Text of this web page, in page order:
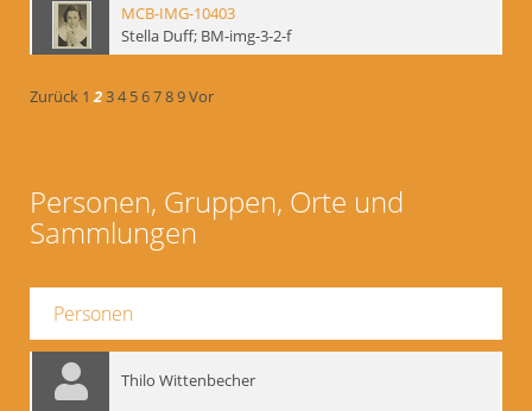
MCB-IMG-10403
Stella Duff; BM-img-3-2-f
Zurück 1 234 56789Vor
Personen, Gruppen, Orte und
Sammlungen
Personen
Thilo Wittenbecher